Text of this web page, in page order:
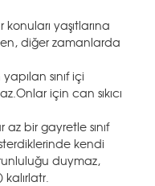
yaşıtlarına
diğer zamanlarda
sınıf içi
için can sıkıcı
az bir gayretle sınıf
kendi
duymaz,